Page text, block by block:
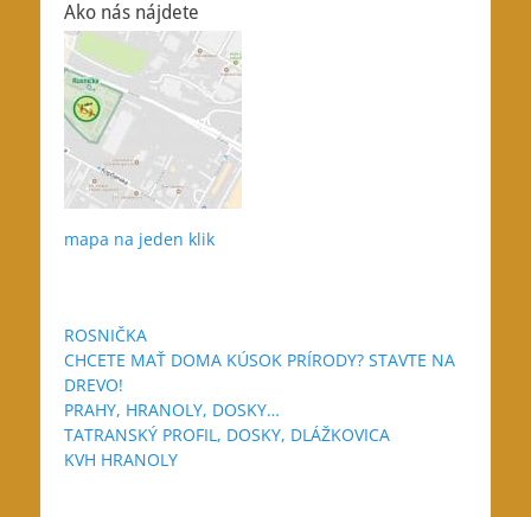
Ako nás nájdete
mapa na jeden klik
ROSNIČKA
CHCETE MAŤ DOMA KÚSOK PRÍRODY? STAVTE NA
DREVO!
PRAHY, HRANOLY, DOSKY…
TATRANSKÝ PROFIL, DOSKY, DLÁŽKOVICA
KVH HRANOLY